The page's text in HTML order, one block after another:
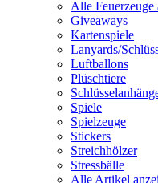
Alle Feuerzeuge
Giveaways
Kartenspiele
Lanyards/
Luftballons
Plüschtiere
Spiele
Spielzeuge
Stickers
Streichhölzer
Stressbälle
Alle Artikel